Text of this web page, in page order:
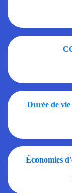
Durée de
Économies